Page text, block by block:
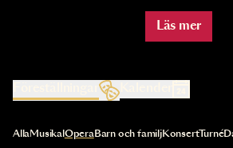
Läs mer
Kalender
Val av kategori uppdaterar innehållet
AllaMusikal OperaBarn och familjKonsertTurné